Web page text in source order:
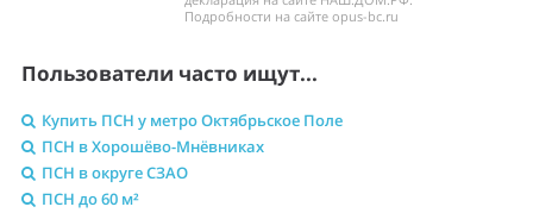
Подробности на сайте opus-bc.ru
Пользователи часто ищут...
Купить ПСН у метро Октябрьское Поле
ПСН в Хорошёво-Мнёвниках
ПСН в округе СЗАО
ПСН до 60 м²